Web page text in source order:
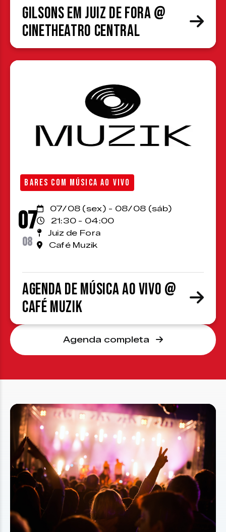
Gilsons em Juiz de Fora @
CineTheatro Central
BARES COM MÚSICA AO VIVO
07
08
07/08 (sex) - 08/08 (sáb)
21:30 - 04:00
Juiz de Fora
Café Muzik
Agenda de Música ao Vivo @
Café Muzik
Agenda completa